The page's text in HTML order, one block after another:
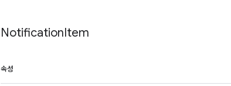
NotificationItem
속성